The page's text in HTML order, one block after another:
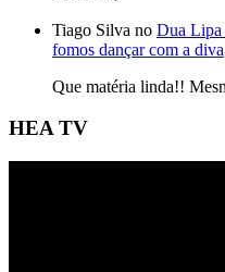
Tiago Silva no Dua Lipa
fomos dançar com a diva
Que matéria linda!!
HEA TV